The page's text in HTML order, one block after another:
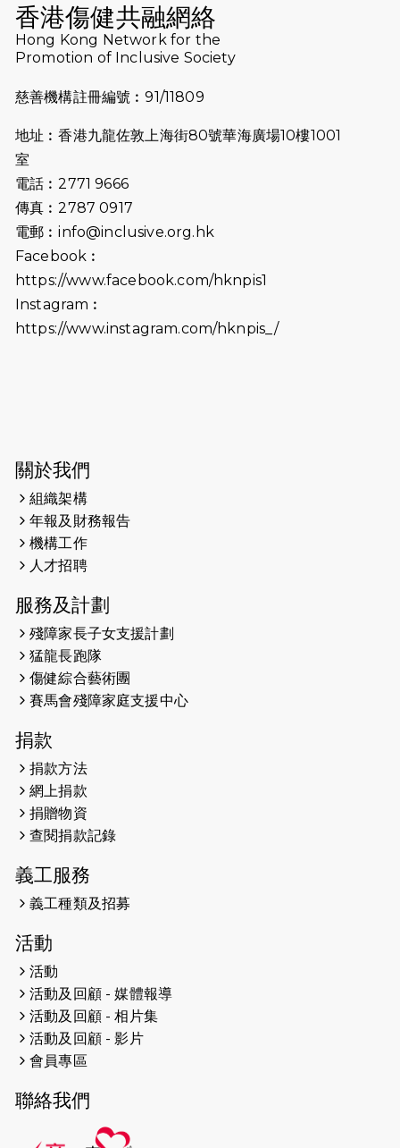
2026-07-10
【猛龍戈壁118公里分享暨香港傷健共
融網絡15周年晚宴】
2026-07-09
猛龍長跑隊恆常練習 - 7月9日（19:00
2026-07-02
2026-06-25
（19:00開始）
2026-06-18
猛龍長跑隊恆常練習 - 6月18日
2026-06-11
猛龍長跑隊恆常練習 - 6月11日（19:00
2026-05-28
2026-05-22
2026-05-21
2026-05-14
（19:00開始）
2026-05-07
開始）
2026-04-30
2026-04-25
2026-04-24
2026-04-23
2026-04-19
2026-04-16
猛龍長跑隊恆常練習 - 4月16日
（19:00開始）
2026-04-12
2026-04-11
香港傷健共融網絡
Hong Kong Network for the
Promotion of Inclusive Society
慈善機構註冊編號︰91/11809
地址︰香港九龍佐敦上海街80號華海廣場10樓1001
室
電話︰2771 9666
傳真︰2787 0917
電郵︰info@inclusive.org.hk
Facebook︰
https://www.facebook.com/hknpis1
Instagram︰
https://www.instagram.com/hknpis_/
關於我們
組織架構
年報及財務報告
機構工作
人才招聘
服務及計劃
殘障家長子女支援計劃
猛龍長跑隊
傷健綜合藝術團
賽馬會殘障家庭支援中心
捐款
捐款方法
網上捐款
捐贈物資
查閱捐款記錄
義工服務
義工種類及招募
活動
活動
活動及回顧 - 媒體報導
活動及回顧 - 相片集
活動及回顧 - 影片
會員專區
聯絡我們